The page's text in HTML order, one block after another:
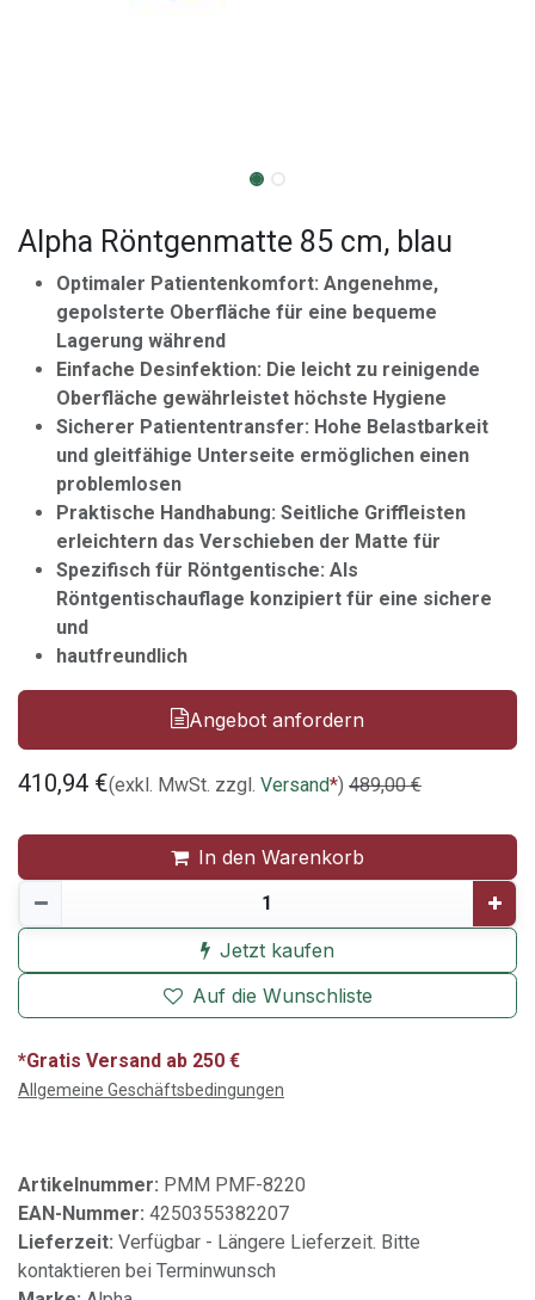
Alpha Röntgenmatte 85 cm, blau
Optimaler Patientenkomfort: Angenehme,
gepolsterte Oberfläche für eine bequeme
Lagerung während
Einfache Desinfektion: Die leicht zu reinigende
Oberfläche gewährleistet höchste Hygiene
Sicherer Patiententransfer: Hohe Belastbarkeit
und gleitfähige Unterseite ermöglichen einen
problemlosen
Praktische Handhabung: Seitliche Griffleisten
erleichtern das Verschieben der Matte für
Spezifisch für Röntgentische: Als
Röntgentischauflage konzipiert für eine sichere
und
hautfreundlich
Angebot anfordern
410,94 €(exkl. MwSt. zzgl. Versand*) 489,00€
In den Warenkorb
Jetzt kaufen
Auf die Wunschliste
*Gratis Versand ab 250 €
Allgemeine Geschäftsbedingungen
Artikelnummer: PMM PMF-8220
EAN-Nummer: 4250355382207
Lieferzeit: Verfügbar - Längere Lieferzeit. Bitte
kontaktieren bei Terminwunsch